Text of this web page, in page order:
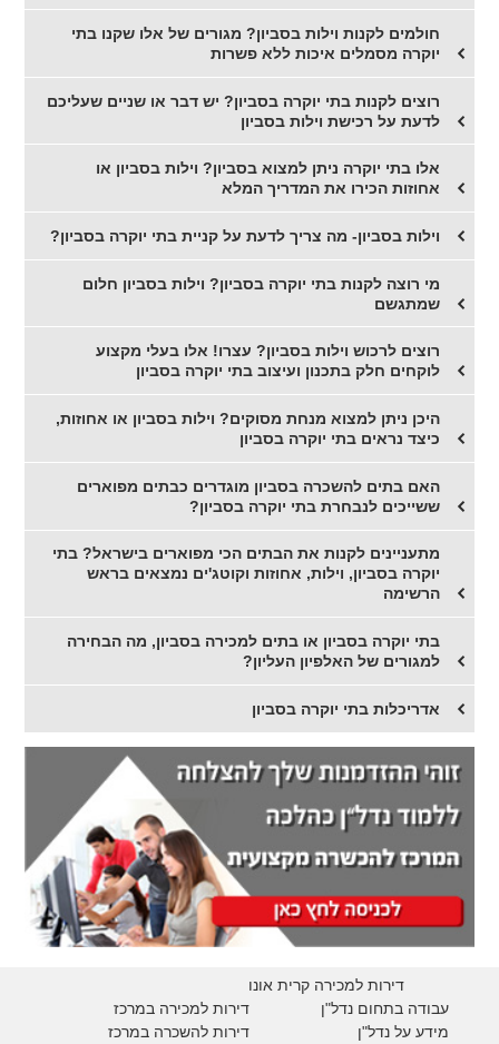
חולמים לקנות וילות בסביון? מגורים של אלו שקנו בתי
יוקרה מסמלים איכות ללא פשרות
רוצים לקנות בתי יוקרה בסביון? יש דבר או שניים שעליכם
לדעת על רכישת וילות בסביון
אלו בתי יוקרה ניתן למצוא בסביון? וילות בסביון או
אחוזות הכירו את המדריך המלא
וילות בסביון- מה צריך לדעת על קניית בתי יוקרה בסביון?
מי רוצה לקנות בתי יוקרה בסביון? וילות בסביון חלום
שמתגשם
רוצים לרכוש וילות בסביון? עצרו! אלו בעלי מקצוע
לוקחים חלק בתכנון ועיצוב בתי יוקרה בסביון
היכן ניתן למצוא מנחת מסוקים? וילות בסביון או אחוזות,
כיצד נראים בתי יוקרה בסביון
האם בתים להשכרה בסביון מוגדרים כבתים מפוארים
ששייכים לנבחרת בתי יוקרה בסביון?
מתעניינים לקנות את הבתים הכי מפוארים בישראל? בתי
יוקרה בסביון, וילות, אחוזות וקוטג'ים נמצאים בראש
הרשימה
בתי יוקרה בסביון או בתים למכירה בסביון, מה הבחירה
למגורים של האלפיון העליון?
אדריכלות בתי יוקרה בסביון
דירות למכירה קרית אונו
דירות למכירה במרכז
דירות להשכרה במרכז
עבודה בתחום נדל"ן
מידע על נדל"ן